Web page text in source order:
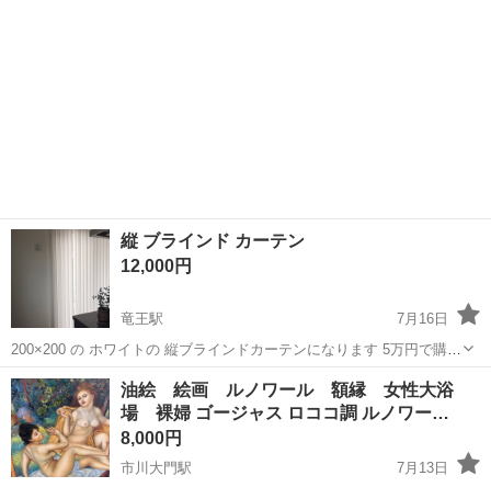
縦 ブラインド カーテン
12,000円
竜王駅
7月16日
200×200 の ホワイトの 縦ブラインドカーテンになります 5万円で購入
しました 半年しか使っておらず 美品になります 賃貸も取り付けられ
る 金具での取り付け 5枚目の写真をご覧下さい
山梨 南アルプス市 竜王駅 カーテン、ブラインド
カーテン
油絵 絵画 ルノワール 額縁 女性大浴
場 裸婦 ゴージャス ロココ調 ルノワー…
8,000円
市川大門駅
7月13日